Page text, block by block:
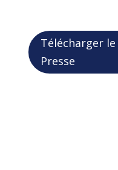
Télécharger
Presse